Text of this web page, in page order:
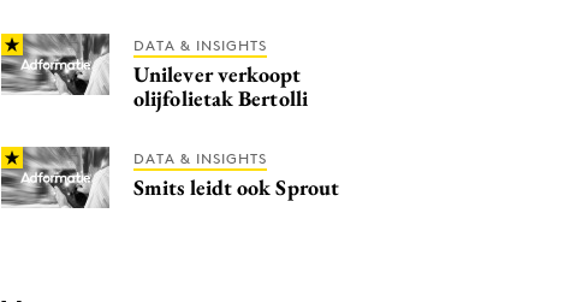
DATA & INSIGHTS
Unilever verkoopt
olijfolietak Bertolli
DATA & INSIGHTS
Smits leidt ook Sprout